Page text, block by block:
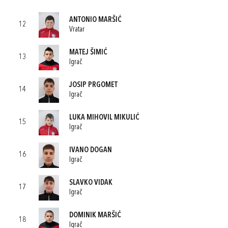
12
ANTONIO MARŠIĆ
Vratar
13
MATEJ ŠIMIĆ
Igrač
14
JOSIP PRGOMET
Igrač
15
LUKA MIHOVIL MIKULIĆ
Igrač
16
IVANO DOGAN
Igrač
17
SLAVKO VIDAK
Igrač
18
DOMINIK MARŠIĆ
Igrač